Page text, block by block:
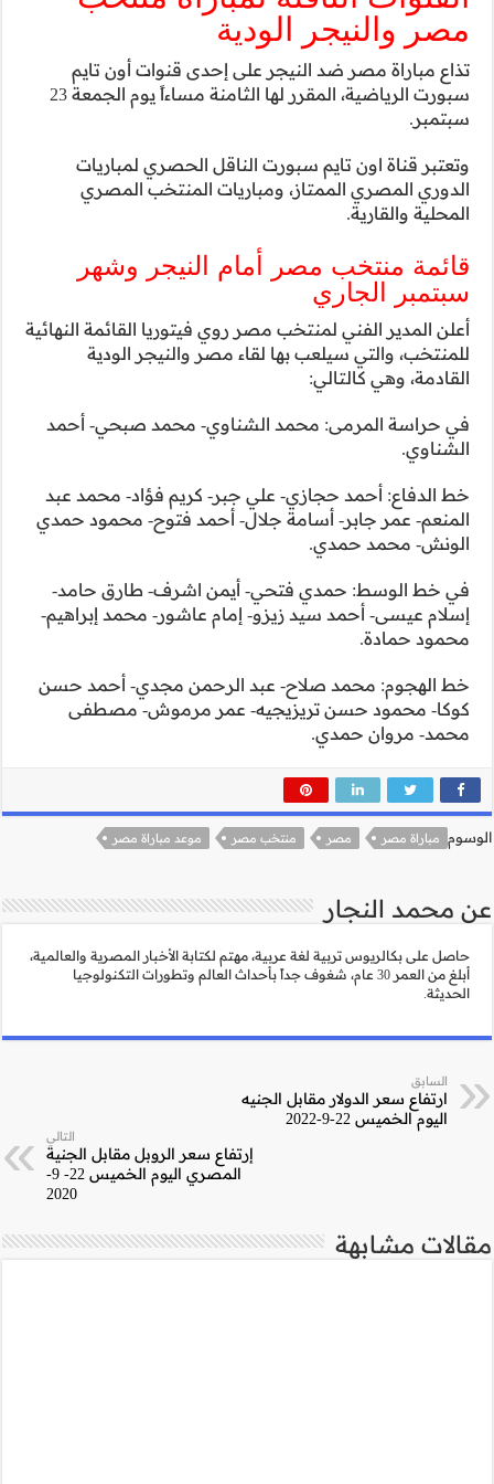
أون تايم
سبورت الرياضية، المقرر لها الثامنة مساءاً يوم الجمعة 23
لمباريات
المصري
وشهر
القائمة النهائية
الودية
صبحي- أحمد
فؤاد- محمد عبد
فتوح- محمود حمدي
طارق حامد-
محمد إبراهيم-
مجدي- أحمد حسن
مصطفى
مباراة مصر
المصرية والعالمية،
وتطورات التكنولوجيا